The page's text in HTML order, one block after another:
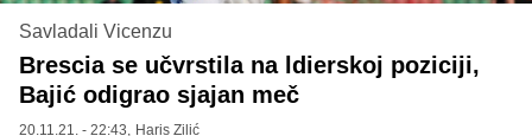
Savladali Vicenzu
Brescia se učvrstila na ldierskoj poziciji,
Bajić odigrao sjajan meč
20.11.21. - 22:43, Haris Zilić